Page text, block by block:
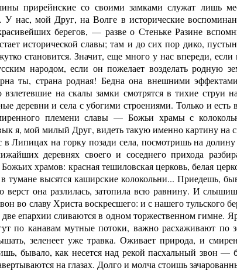
прирейнские со своими замками служат лишь
нас, мой Друг, на Волге в исторические
берегов, — разве о Стеньке Разине
исторической славы; там и до сих пор дико,
становится. Значит, еще много у нас впереди, если
народом, если он пожелает возделать родную
ты, страна родная! Бедна она внешними
на скалы замки смотрятся в тихие струи
деревни и села с убогими строениями. Только и есть
племени славы — Божьи храмы с
я, мой милый Друг, видеть такую именно картину на
Липицах на горку позади села, посмотришь на
деревнях своего и соседнего прихода
храмов: красная тешиловская церковь, белая
высятся каширские колокольни... Приедешь,
она разлилась, затопила всю равнину. И
во славу Христа воскресшего: и с нашего тульского
две епархии сливаются в одном торжественном гимне.
по канавам мутные потоки, важно расхаживают по
зеленеет уже травка. Оживает природа, и
бывало, как несется над рекой пасхальный звон —
на глазах. Долго и молча стоишь